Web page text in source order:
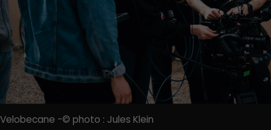
Velobecane -© photo : Jules Klein